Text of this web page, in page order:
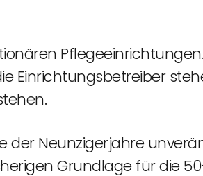
Einrichtungsbetreiber
der Neunzigerjahre
Grundlage für die